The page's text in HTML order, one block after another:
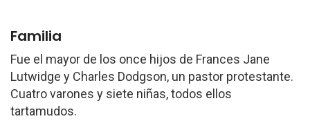
Familia
Fue el mayor de los once hijos de Frances Jane
Lutwidge y Charles Dodgson, un pastor protestante.
Cuatro varones y siete niñas, todos ellos
tartamudos.